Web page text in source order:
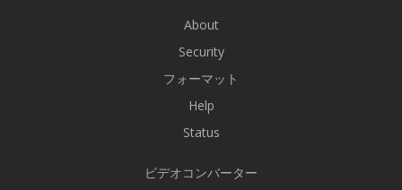
About
Security
フォーマット
Help
Status
ビデオコンバーター